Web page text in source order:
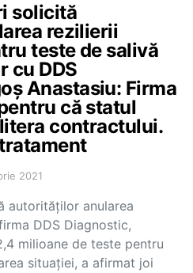
solicită
rezilierii
teste de salivă
cu DDS
Anastasiu: Firma
că statul
contractului.
2021
autorităţilor anularea
DDS Diagnostic,
milioane de teste pentru
situaţiei, a afirmat joi